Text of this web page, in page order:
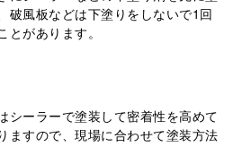
破風板などは下塗りをしないで1回
があります。
シーラーで塗装して密着性を高めて
ますので、現場に合わせて塗装方法